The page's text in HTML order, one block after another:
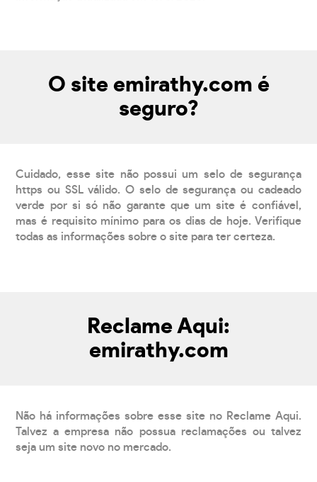
O site emirathy.com é
seguro?
Cuidado, esse site não possui um selo de segurança
https ou SSL válido. O selo de segurança ou cadeado
verde por si só não garante que um site é confiável,
mas é requisito mínimo para os dias de hoje. Verifique
todas as informações sobre o site para ter certeza.
Reclame Aqui:
emirathy.com
Não há informações sobre esse site no Reclame Aqui.
Talvez a empresa não possua reclamações ou talvez
seja um site novo no mercado.